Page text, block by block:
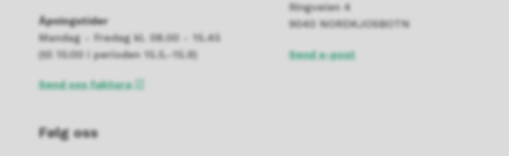
Åpningstider
Mandag - Fredag kl. 08.00 - 15.45
(til 15:00 i perioden 15.5.-15.9)
Send oss faktura
Ringveien 4
9040 NORDKJOSBOTN
Send e-post
Følg oss